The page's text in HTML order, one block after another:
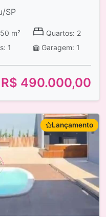
SP
m²
Quartos: 2
1 Garagem: 1
R$ 490.000,00
Lançamento